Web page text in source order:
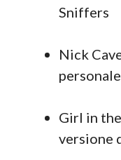
Sniffers
Nick
personale
Girl in
versione